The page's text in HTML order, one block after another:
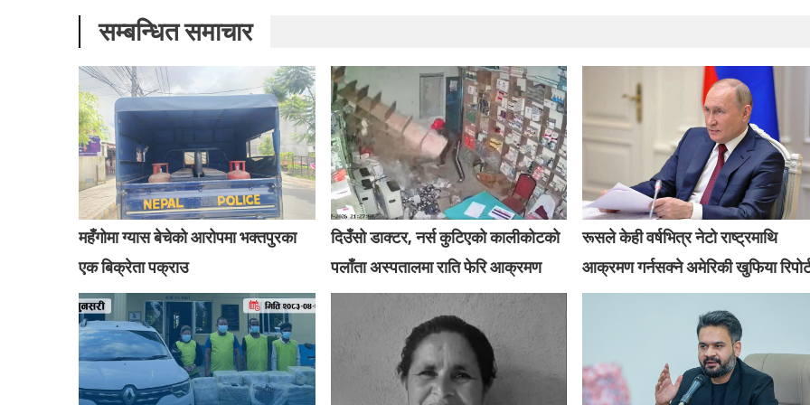
सम्बन्धित समाचार
महँगोमा ग्यास बेचेको आरोपमा भक्तपुरका
एक बिक्रेता पक्राउ
दिउँसो डाक्टर, नर्स कुटिएको कालीकोटको
पलाँता अस्पतालमा राति फेरि आक्रमण
रूसले केही वर्षभित्र नेटो राष्ट्रमाथि
आक्रमण गर्नसक्ने अमेरिकी खुफिया